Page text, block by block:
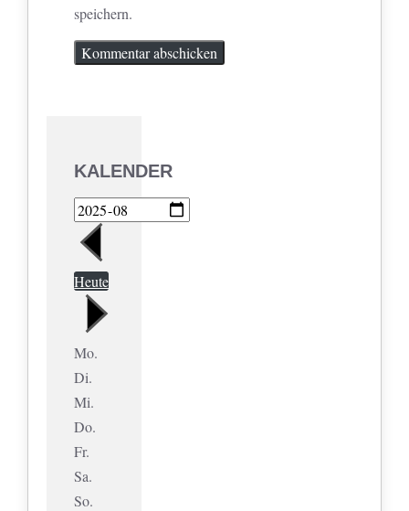
speichern.
KALENDER
Heute
Mo.
Di.
Mi.
Do.
Fr.
Sa.
So.